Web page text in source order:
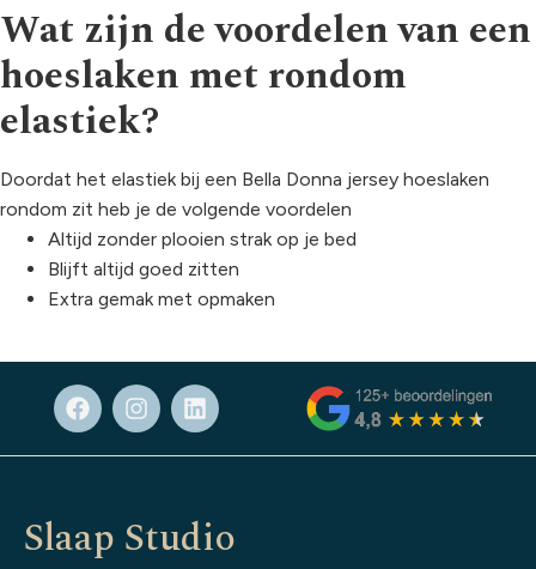
Wat zijn de voordelen van een
hoeslaken met rondom
elastiek?
Doordat het elastiek bij een Bella Donna jersey hoeslaken
rondom zit heb je de volgende voordelen
Altijd zonder plooien strak op je bed
Blijft altijd goed zitten
Extra gemak met opmaken
Slaap Studio